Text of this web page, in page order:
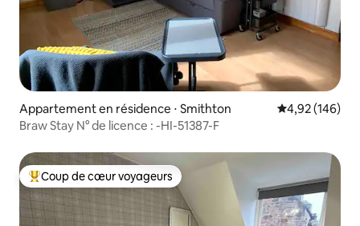
Appartement en résidence ⋅ Smithton Évaluation
4,92 (146)
Braw Stay N° de licence : -HI-51387-F
Coups de cœur voyageurs les plus appréciés
Coup de cœur voyageurs